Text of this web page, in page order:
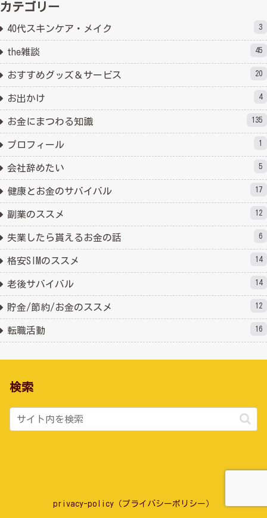
カテゴリー
40代スキンケア・メイク 3
the雑談 45
おすすめグッズ＆サービス 20
お出かけ 4
お金にまつわる知識 135
プロフィール 1
会社辞めたい 5
健康とお金のサバイバル 17
副業のススメ 12
失業したら貰えるお金の話 6
格安SIMのススメ 14
老後サバイバル 14
貯金/節約/お金のススメ 12
転職活動 16
検索
privacy-policy（プライバシーポリシー）